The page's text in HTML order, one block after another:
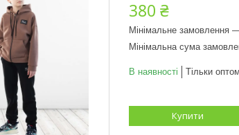
380 ₴
Мінімальне замовлення
Мінімальна сума
В наявності Тільки оптом
Купити